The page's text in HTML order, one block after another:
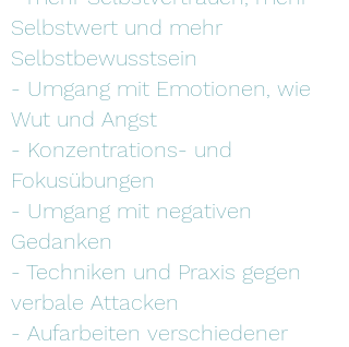
Selbstwert und mehr
Selbstbewusstsein
- Umgang mit Emotionen, wie
Wut und Angst
- Konzentrations- und
Fokusübungen
- Umgang mit negativen
Gedanken
- Techniken und Praxis gegen
verbale Attacken
- Aufarbeiten verschiedener